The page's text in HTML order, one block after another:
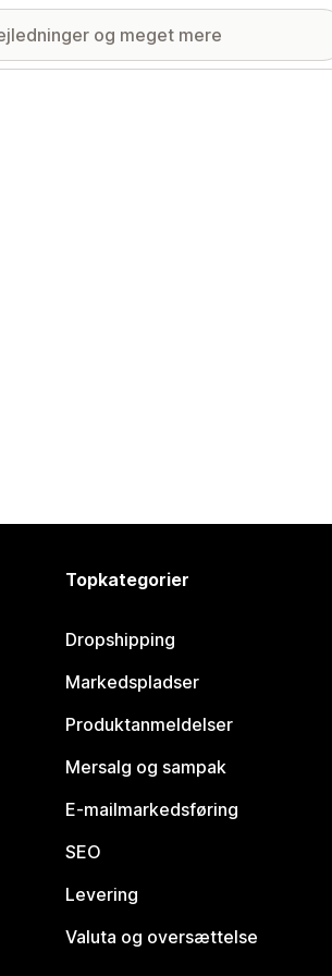
Topkategorier
Dropshipping
Markedspladser
Produktanmeldelser
Mersalg og sampak
E-mailmarkedsføring
SEO
Levering
Valuta og oversættelse